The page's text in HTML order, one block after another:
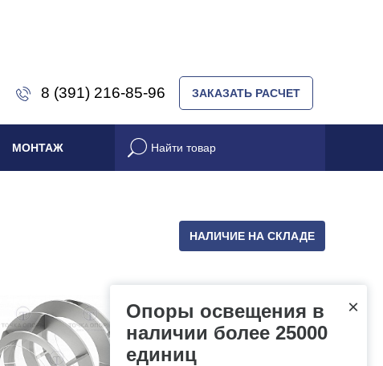
8 (391) 216-85-96 ЗАКАЗАТЬ РАСЧЕТ
МОНТАЖ
НАЛИЧИЕ НА СКЛАДЕ
×
Опоры освещения в
наличии более 25000
единиц